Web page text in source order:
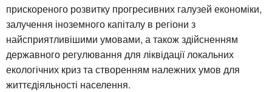
прискореного розвитку прогресивних галузей економіки,
залучення іноземного капіталу в регіони з
найсприятливішими умовами, а також здійсненням
державного регулювання для ліквідації локальних
екологічних криз та створенням належних умов для
життєдіяльності населення.